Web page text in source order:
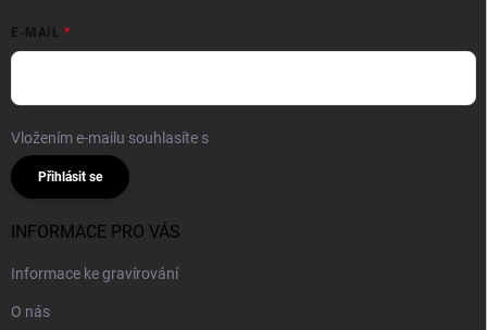
E-MAIL
Vložením e-mailu souhlasíte s
Přihlásit se
INFORMACE PRO VÁS
Informace ke gravírování
O nás